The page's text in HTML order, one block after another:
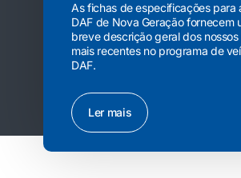
As fichas de especificações para
DAF de Nova Geração fornecem
breve descrição geral dos
mais recentes no programa de
DAF.
Ler mais